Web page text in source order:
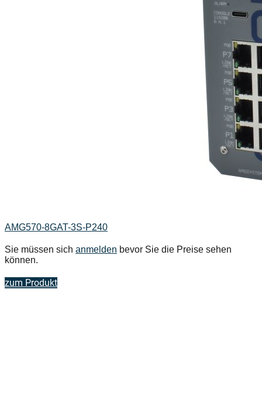
AMG570-8GAT-3S-P240
Sie müssen sich anmelden bevor Sie die Preise sehen
können.
zum Produkt